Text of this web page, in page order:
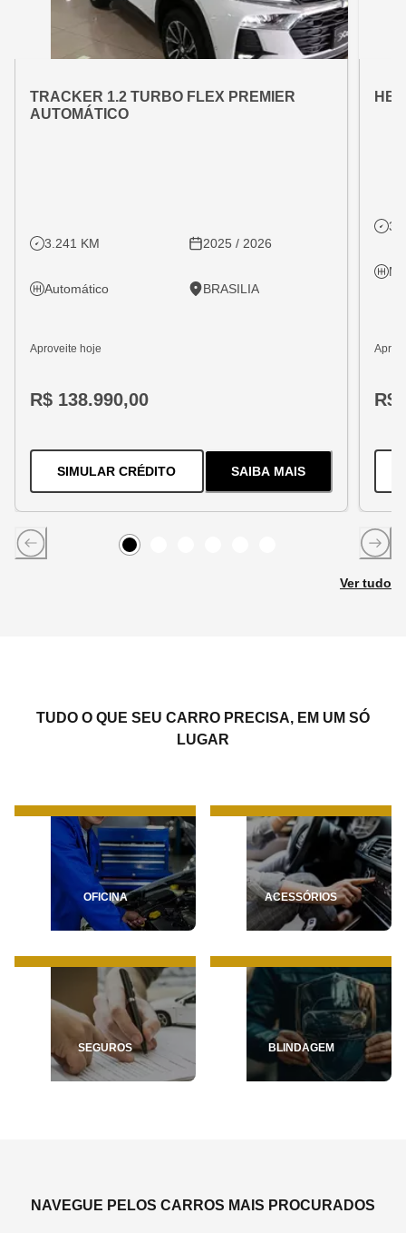
VARIANT:
TRACKER 1.2 TURBO FLEX PREMIER
AUTOMÁTICO
3.241 KM 2025 / 2026
Automático BRASILIA
Aproveite hoje
R$ 138.990,00
SIMULAR CRÉDITOPARA O TRACKER 1.2 TURBO FLEX
SAIBA MAIS
SOBRE
R$
Ver tudo
TUDO O QUE SEU CARRO PRECISA, EM UM SÓ
LUGAR
OFICINA ACESSÓRIOS
SEGUROS BLINDAGEM
NAVEGUE PELOS CARROS MAIS PROCURADOS